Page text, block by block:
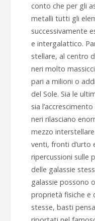
conto che per gli
metalli tutti gli
successivamente
e intergalattico.
stellare, al centro
neri molto
pari a milioni o
del Sole. Sia le
sia
neri rilasciano
mezzo
venti, fronti
ripercussioni sulle
delle galassie
galassie possono
proprietà fisiche e
stesse, basti